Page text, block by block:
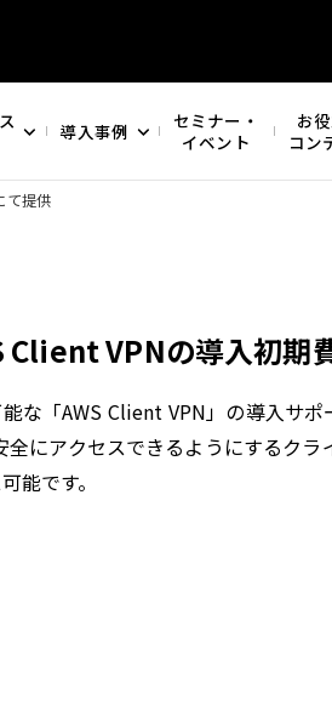
導入事例
セミナー・
イベント
お
コン
て提供
Client VPNの導入初期
「AWS Client VPN」の導入サポ
にアクセスできるようにするクラ
能です。